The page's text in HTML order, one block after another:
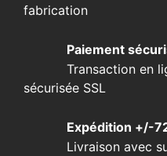
fabrication
Paiement
Transaction en
sécurisée SSL
Expédition +/-
Livraison avec